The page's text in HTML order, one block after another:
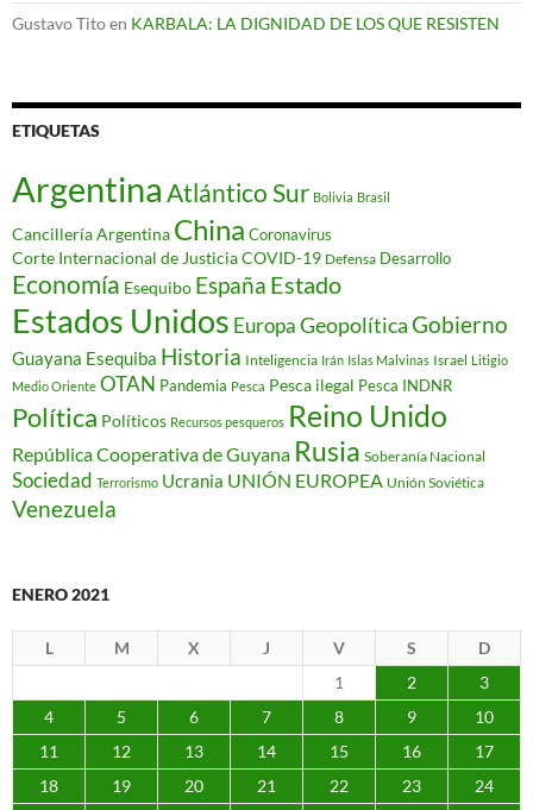
Gustavo Titoen KARBALA: LA DIGNIDAD DE LOS QUE RESISTEN
ETIQUETAS
Argentina Atlántico Sur Bolivia Brasil
Cancillería Argentina China Coronavirus
Corte Internacional de JusticiaCOVID-19 Defensa Desarrollo
Economía Esequibo España Estado
Estados Unidos EuropaGeopolíticaGobierno
Guayana Esequiba Historia Inteligencia Irán Islas Malvinas Israel Litigio
Medio Oriente OTAN Pandemia Pesca Pesca ilegal Pesca INDNR
Política Políticos Recursos pesqueros Reino Unido
República Cooperativa de Guyana Rusia Soberanía Nacional
Sociedad Terrorismo Ucrania UNIÓN EUROPEA Unión Soviética
Venezuela
ENERO 2021
L M X J V S
D
1
2
3
4
5 6 7 8 9
10
11
12 13 14 15 16
17
18
19 20 21 22 23
24